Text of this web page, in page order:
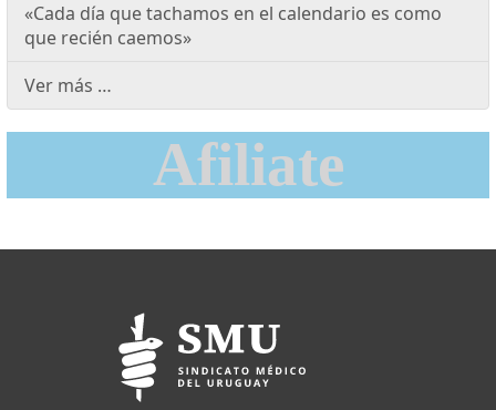
«Cada día que tachamos en el calendario es como
que recién caemos»
Ver más …
Afiliate